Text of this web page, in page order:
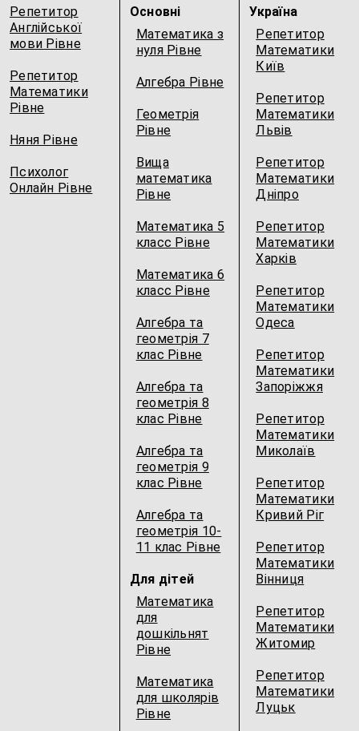
Репетитор
Англійської
мови Рівне
Репетитор
Математики
Рівне
Няня Рівне
Психолог
Онлайн Рівне
Основні
Математика з
нуля Рівне
Алгебра Рівне
Геометрія
Рівне
Вища
математика
Рівне
Математика 5
класс Рівне
Математика 6
класс Рівне
Алгебра та
геометрія 7
клас Рівне
Алгебра та
геометрія 8
клас Рівне
Алгебра та
геометрія 9
клас Рівне
Алгебра та
геометрія 10-
11 клас Рівне
Для дітей
Математика
для
дошкільнят
Рівне
Математика
для школярів
Рівне
Україна
Репетитор
Математики
Київ
Репетитор
Математики
Львів
Репетитор
Математики
Дніпро
Репетитор
Математики
Харків
Репетитор
Математики
Одеса
Репетитор
Математики
Запоріжжя
Репетитор
Математики
Миколаїв
Репетитор
Математики
Кривий Ріг
Репетитор
Математики
Вінниця
Репетитор
Математики
Житомир
Репетитор
Математики
Луцьк